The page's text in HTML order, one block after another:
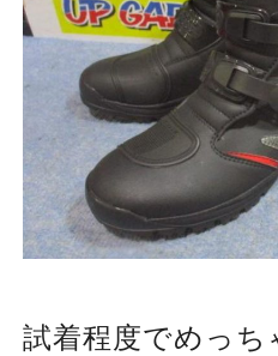
試着程度でめっち